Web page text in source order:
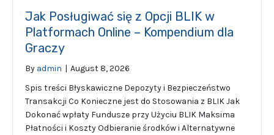
Jak Posługiwać się z Opcji BLIK w
Platformach Online – Kompendium dla
Graczy
By admin | August 8, 2026
Spis treści Błyskawiczne Depozyty i Bezpieczeństwo
Transakcji Co Konieczne jest do Stosowania z BLIK Jak
Dokonać wpłaty Fundusze przy Użyciu BLIK Maksima
Płatności i Koszty Odbieranie środków i Alternatywne